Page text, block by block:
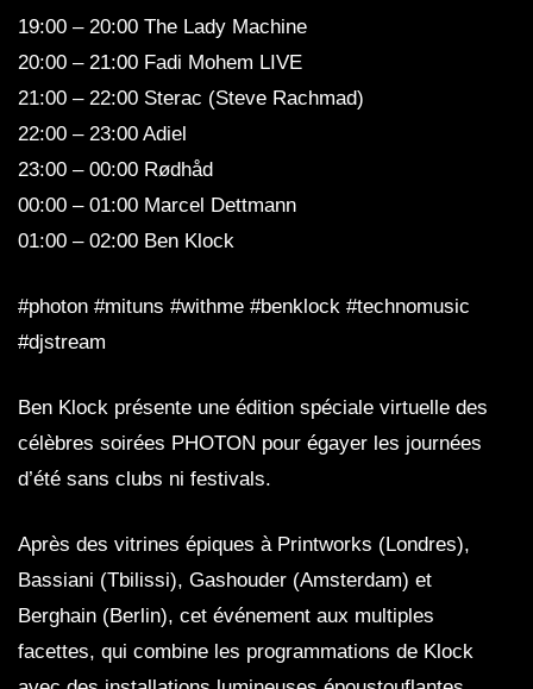
19:00 – 20:00 The Lady Machine
20:00 – 21:00 Fadi Mohem LIVE
21:00 – 22:00 Sterac (Steve Rachmad)
22:00 – 23:00 Adiel
23:00 – 00:00 Rødhåd
00:00 – 01:00 Marcel Dettmann
01:00 – 02:00 Ben Klock
#photon #mituns #withme #benklock #technomusic
#djstream
Ben Klock présente une édition spéciale virtuelle des
célèbres soirées PHOTON pour égayer les journées
d’été sans clubs ni festivals.
Après des vitrines épiques à Printworks (Londres),
Bassiani (Tbilissi), Gashouder (Amsterdam) et
Berghain (Berlin), cet événement aux multiples
facettes, qui combine les programmations de Klock